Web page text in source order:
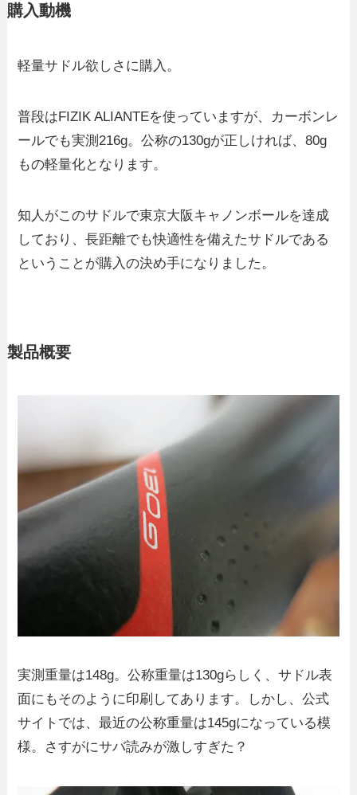
購入動機
軽量サドル欲しさに購入。
普段はFIZIK ALIANTEを使っていますが、カーボンレ
ールでも実測216g。公称の130gが正しければ、80g
もの軽量化となります。
知人がこのサドルで東京大阪キャノンボールを達成
しており、長距離でも快適性を備えたサドルである
ということが購入の決め手になりました。
製品概要
実測重量は148g。公称重量は130gらしく、サドル表
面にもそのように印刷してあります。しかし、公式
サイトでは、最近の公称重量は145gになっている模
様。さすがにサバ読みが激しすぎた？